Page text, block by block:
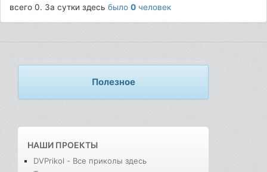
всего 0. За сутки здесьбыло0 человек
Полезное
НАШИ ПРОЕКТЫ
DVPrikol - Все приколы здесь